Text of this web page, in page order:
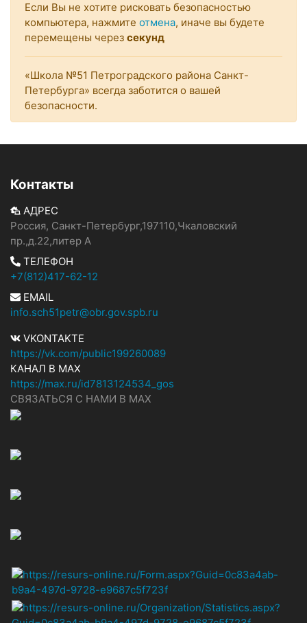
Если Вы не хотите рисковать безопасностью
компьютера, нажмите отмена, иначе вы будете
перемещены через секунд
«Школа №51 Петроградского района Санкт-
Петербурга» всегда заботится о вашей
безопасности.
Контакты
АДРЕС
Россия, Санкт-Петербург,197110,Чкаловский
пр.,д.22,литер А
ТЕЛЕФОН
+7(812)417-62-12
EMAIL
info.sch51petr@obr.gov.spb.ru
VKONTAKTE
https://vk.com/public199260089
КАНАЛ В MAX
https://max.ru/id7813124534_gos
СВЯЗАТЬСЯ С НАМИ В МАХ